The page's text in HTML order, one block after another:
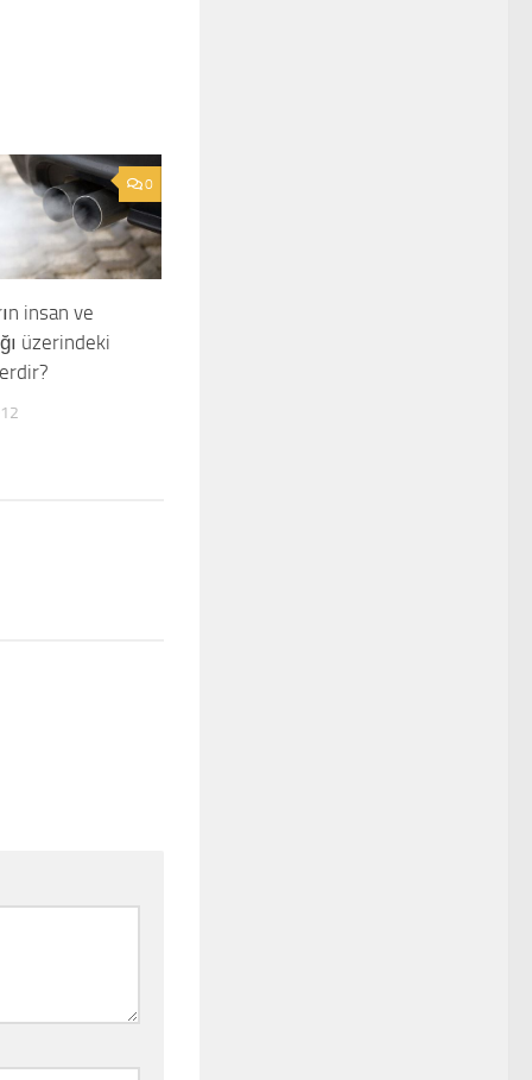
0
insan ve
üzerindeki